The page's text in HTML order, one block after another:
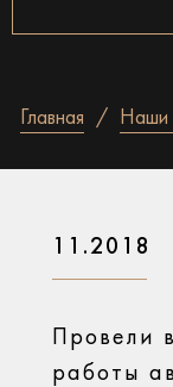
Главная Наши
11.2018
Провели
работы